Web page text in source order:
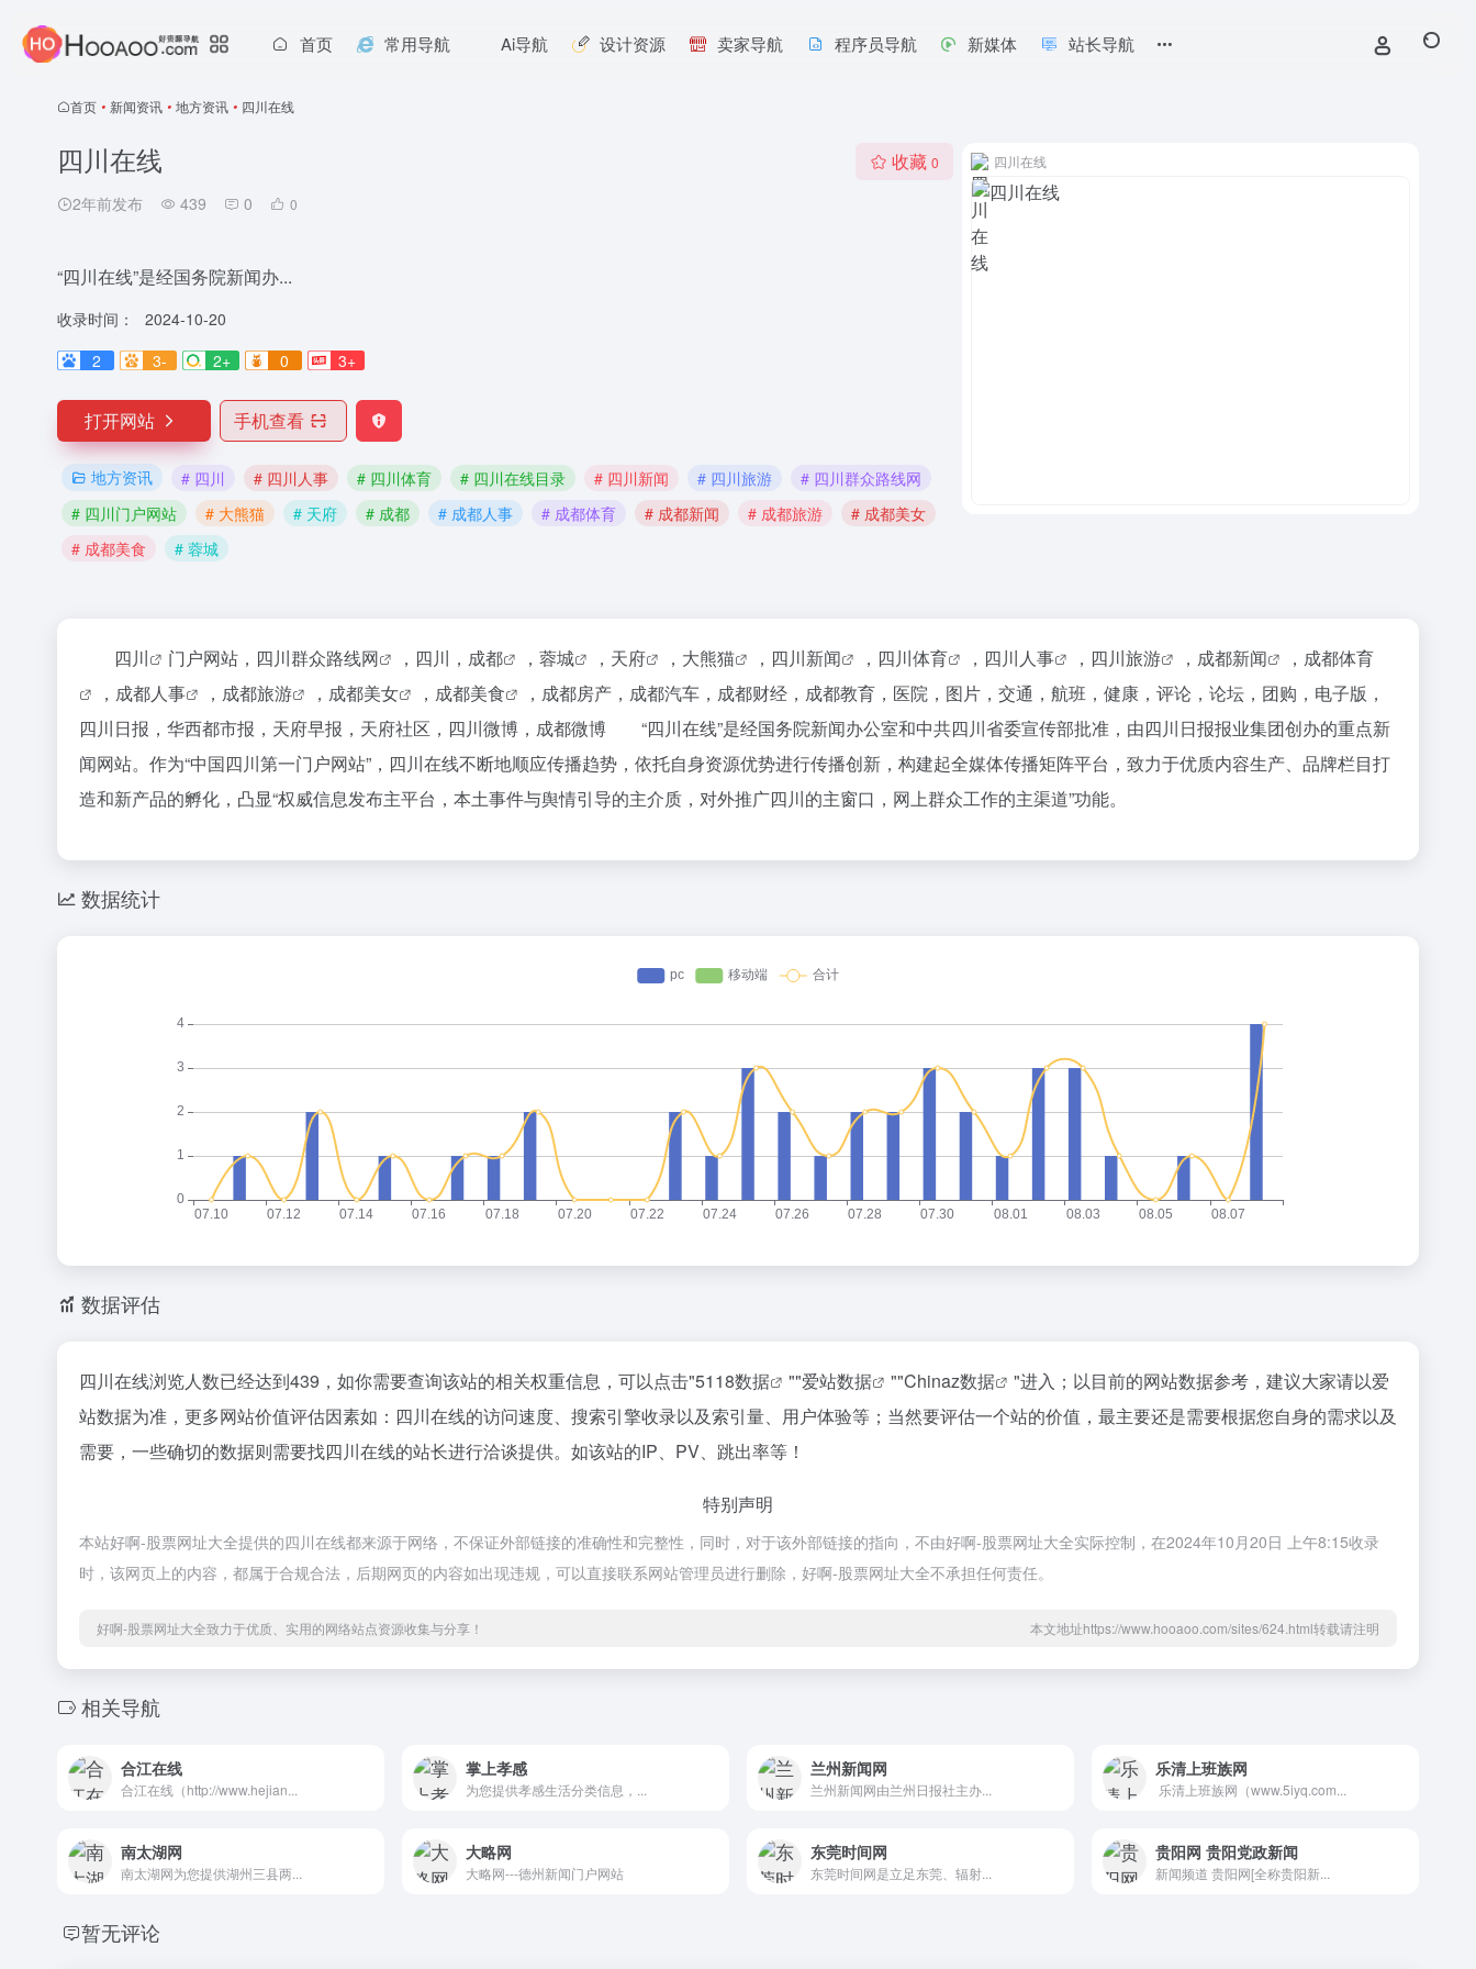
首页 常用导航 Ai导航 设计资源 卖家导航 程序员导航 新媒体 站长导航
首页 • 新闻资讯 • 地方资讯 • 四川在线
四川在线
2年前发布 439 0 0
收藏 0
“四川在线”是经国务院新闻办...
收录时间：
2024-10-20
2
3- 2+ 0 3+
打开网站 手机查看
地方资讯 # 四川 # 四川人事 # 四川体育 # 四川在线目录 # 四川新闻 # 四川旅游
# 四川群众路线网
# 四川门户网站
# 大熊猫 # 天府 # 成都 # 成都人事 # 成都体育 # 成都新闻 # 成都旅游
# 成都美女
# 成都美食
# 蓉城
四川在线
四川 门户网站， 四川群众路线网 ，四川， 成都 ， 蓉城 ， 天府 ， 大熊猫 ， 四川新闻 ， 四川体育 ， 四川人事 ， 四川旅游 ， 成都新闻 ， 成都体育
， 成都人事 ， 成都旅游 ， 成都美女 ， 成都美食
，成都房产，成都汽车，成都财经，成都教育，医院，图片，交通，航班，健康，评论，论坛，团购，电子版，
四川日报，华西都市报，天府早报，天府社区，四川微博，成都微博 “四川在线”是经国务院新闻办公室和中共四川省委宣传部批准，由四川日报报业集团创办的重点新
闻网站。作为“中国四川第一门户网站”，四川在线不断地顺应传播趋势，依托自身资源优势进行传播创新，构建起全媒体传播矩阵平台，致力于优质内容生产、品牌栏目打
造和新产品的孵化，凸显“权威信息发布主平台，本土事件与舆情引导的主介质，对外推广四川的主窗口，网上群众工作的主渠道”功能。
数据统计
数据评估
四川在线浏览人数已经达到439，如你需要查询该站的相关权重信息，可以点击"5118数据 ""爱站数据 ""Chinaz数据
"进入；以目前的网站数据参考，建议大家请以爱
站数据为准，更多网站价值评估因素如：四川在线的访问速度、搜索引擎收录以及索引量、用户体验等；当然要评估一个站的价值，最主要还是需要根据您自身的需求以及
需要，一些确切的数据则需要找四川在线的站长进行洽谈提供。如该站的IP、PV、跳出率等！
特别声明
本站好啊-股票网址大全提供的四川在线都来源于网络，不保证外部链接的准确性和完整性，同时，对于该外部链接的指向，不由好啊-股票网址大全实际控制，在2024年10月20日 上午8:15收录
时，该网页上的内容，都属于合规合法，后期网页的内容如出现违规，可以直接联系网站管理员进行删除，好啊-股票网址大全不承担任何责任。
好啊-股票网址大全致力于优质、实用的网络站点资源收集与分享！ 本文地址https://www.hooaoo.com/sites/624.html转载请注明
相关导航
合江在线
合江在线（http://www.hejian...
掌上孝感
为您提供孝感生活分类信息，...
兰州新闻网
兰州新闻网由兰州日报社主办...
乐清上班族网
乐清上班族网（www.5iyq.com...
南太湖网
南太湖网为您提供湖州三县两...
大略网
大略网---德州新闻门户网站
东莞时间网
东莞时间网是立足东莞、辐射...
贵阳网 贵阳党政新闻
新闻频道 贵阳网[全称贵阳新...
暂无评论